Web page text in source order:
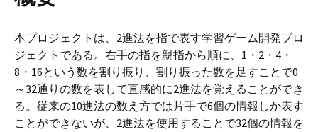
本プロジェクトは、2進法を指で表す学習ゲーム開発プロ
ジェクトである。右手の指を親指から順に、1・2・4・
8・16という数を割り振り、割り振った数を足すことで0
～32通りの数を表して直感的に2進法を覚えることができ
る。従来の10進法の数え方では片手で6個の情報しか表す
ことができないが、2進法を使用することで32個の情報を